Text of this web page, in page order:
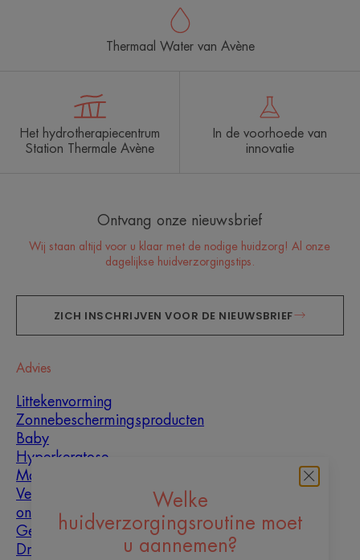
Welke
huidverzorgingsroutine moet
u aannemen?
Thermaal Water van Avène
Het hydrotherapiecentrum
Station Thermale Avène
In de voorhoede van
innovatie
Ontvang onze nieuwsbrief
Wij staan altijd voor u klaar met de nodige huidzorg! Al onze
dagelijkse huidverzorgingstips.
ZICH INSCHRIJVEN VOOR DE NIEUWSBRIEF
Advies
Littekenvorming
Zonnebeschermingsproducten
Baby
Hyperkeratose
Mannen
Vette huid met
oneffenheden
Gemengde huid
Droge huid